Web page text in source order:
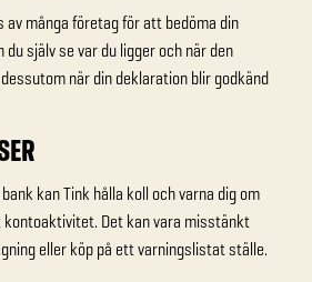
av många företag för att bedöma din
själv se var du ligger och när den
när din deklaration blir godkänd
kan Tink hålla koll och varna dig om
Det kan vara misstänkt
eller köp på ett varningslistat ställe.